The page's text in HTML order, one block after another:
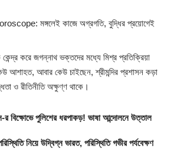
মঙ্গলেই কাজে অগ্রগতি, বুদ্ধির প্রয়োগেই
করে জগন্নাথ ভক্তদের মধ্যে মিশ্র প্রতিক্রিয়া
আশাহত, আবার কেউ চাইছেন, শ্রীমন্দির প্রশাসন কড়া
ও রীতিনীতি অক্ষুণ্ণ থাকে।
পুলিশের ধরপাকড়! ভাষা আন্দোলনে উত্তাল
নিয়ে উদ্বিগ্ন ভারত, পরিস্থিতি গভীর পর্যবেক্ষণ